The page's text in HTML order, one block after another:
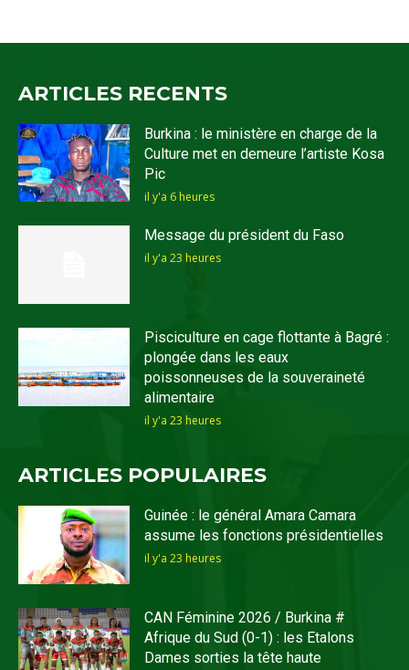
ARTICLES RECENTS
Burkina : le ministère en charge de la
Culture met en demeure l’artiste Kosa
Pic
il y'a 6 heures
Message du président du Faso
il y'a 23 heures
Pisciculture en cage flottante à Bagré :
plongée dans les eaux
poissonneuses de la souveraineté
alimentaire
il y'a 23 heures
ARTICLES POPULAIRES
Guinée : le général Amara Camara
assume les fonctions présidentielles
il y'a 23 heures
CAN Féminine 2026 / Burkina #
Afrique du Sud (0-1) : les Etalons
Dames sorties la tête haute